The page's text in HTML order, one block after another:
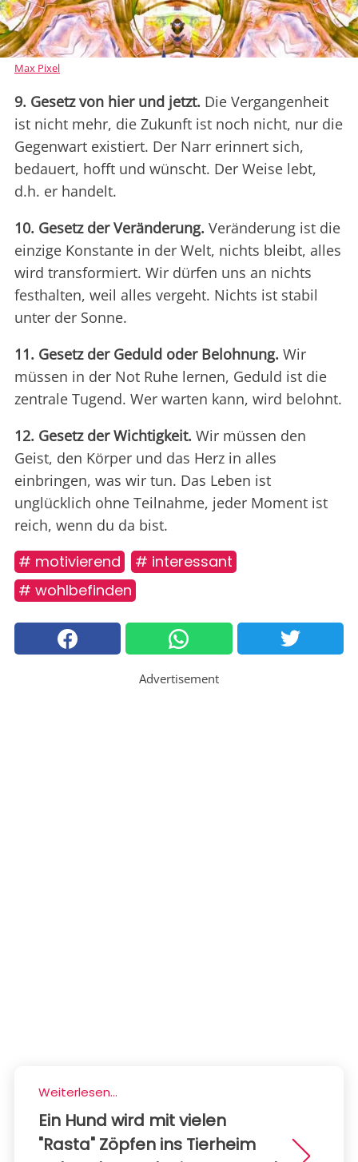
Max Pixel
9. Gesetz von hier und jetzt. Die Vergangenheit
ist nicht mehr, die Zukunft ist noch nicht, nur die
Gegenwart existiert. Der Narr erinnert sich,
bedauert, hofft und wünscht. Der Weise lebt,
d.h. er handelt.
10. Gesetz der Veränderung. Veränderung ist die
einzige Konstante in der Welt, nichts bleibt, alles
wird transformiert. Wir dürfen uns an nichts
festhalten, weil alles vergeht. Nichts ist stabil
unter der Sonne.
11. Gesetz der Geduld oder Belohnung. Wir
müssen in der Not Ruhe lernen, Geduld ist die
zentrale Tugend. Wer warten kann, wird belohnt.
12. Gesetz der Wichtigkeit. Wir müssen den
Geist, den Körper und das Herz in alles
einbringen, was wir tun. Das Leben ist
unglücklich ohne Teilnahme, jeder Moment ist
reich, wenn du da bist.
# motivierend
# interessant
# wohlbefinden
Advertisement
Weiterlesen...
Ein Hund wird mit vielen
"Rasta" Zöpfen ins Tierheim